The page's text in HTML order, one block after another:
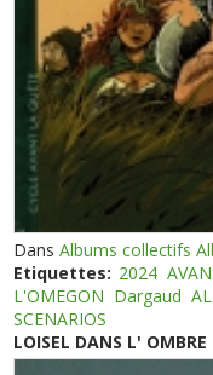
DansAlbums collectifs
Etiquettes: 2024
L'OMEGON Dargaud
SCENARIOS
LOISEL DANS L' OMBRE